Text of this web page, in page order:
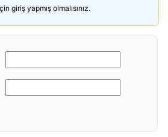
giriş yapmış olmalısınız.